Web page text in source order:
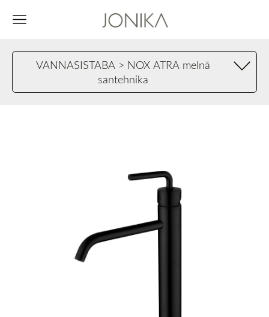
VANNASISTABA > NOX ATRA melnā
santehnika